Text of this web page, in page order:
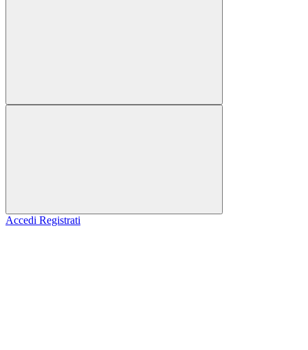
Accedi Registrati